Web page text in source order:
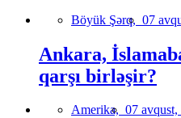
Böyük Şərq, 07
Ankara,
qarşı birləşir?
Amerika, 07 avqust,